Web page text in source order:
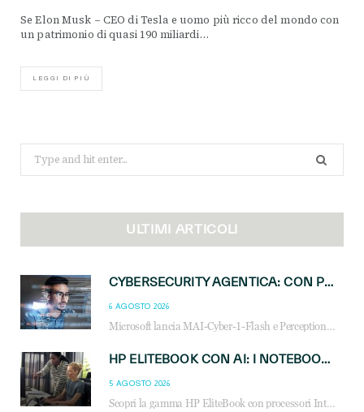
Se Elon Musk – CEO di Tesla e uomo più ricco del mondo con
un patrimonio di quasi 190 miliardi…
LEGGI DI PIÙ
Search
for:
ULTIMI ARTICOLI
CYBERSECURITY AGENTICA: CON PERCEPTION E MAI-CYBER-1-FLASH MICROSOFT APRE NUOVI SERVIZI PER IL CANALE
6 AGOSTO 2026
Microsoft lancia MAI-Cyber-1-Flash e Perception: cybersecurity agentica in preview dal 3 novembre. Cosa cambia per MSP, system integrator e reseller.
HP ELITEBOOK CON AI: I NOTEBOOK BUSINESS INTELLIGENTI CHE TRASFORMANO PRODUTTIVITÀ, SICUREZZA E LAVORO IBRIDO
5 AGOSTO 2026
Scopri la gamma HP EliteBook con processori Intel® Core™ Ultra e AMD Ryzen™ AI. Notebook business progettati per aumentare la produttività, migliorare la collaborazione e garantire sicurezza avanzata in ufficio e in mobilità.